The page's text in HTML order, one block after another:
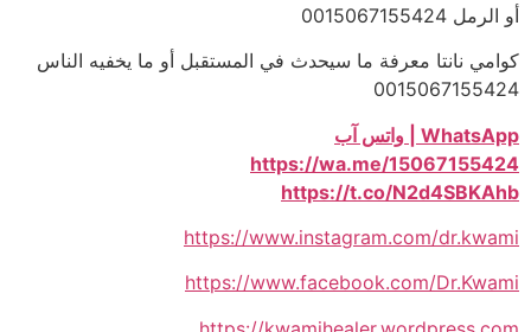
أو الرمل 0015067155424
كوامي نانتا معرفة ما سيحدث في المستقبل أو ما يخفيه الناس
0015067155424
WhatsApp | واتس آب
https://wa.me/15067155424
https://t.co/N2d4SBKAhb
https://www.instagram.com/dr.kwami
https://www.facebook.com/Dr.Kwami